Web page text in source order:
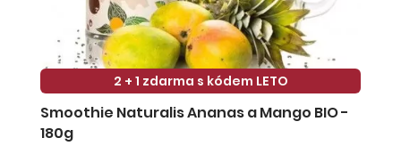
2 + 1 zdarma s kódem LETO
Smoothie Naturalis Ananas a Mango BIO -
180g